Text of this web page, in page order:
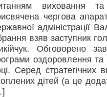
виховання
чергова
адміністрації
взяв заступник
Обговорено
оздоровлення та
Серед стратегічних
дітей (а це